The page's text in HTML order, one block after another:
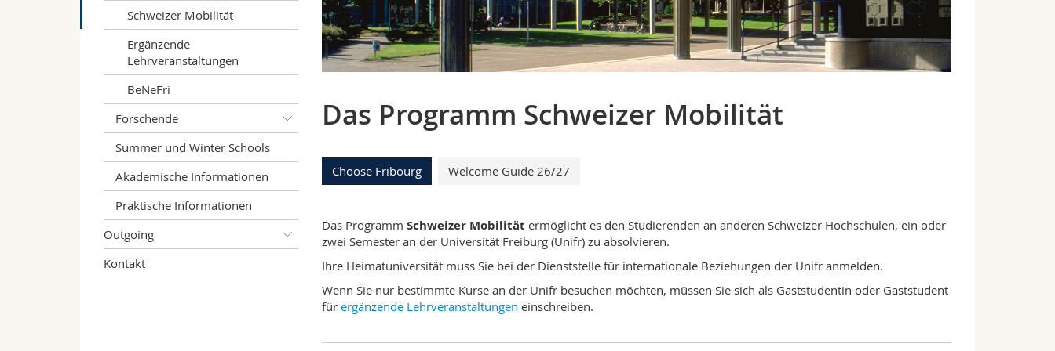
Schweizer Mobilität
Ergänzende
Lehrveranstaltungen
BeNeFri
Forschende
Summer und Winter Schools
Akademische Informationen
Praktische Informationen
Outgoing
Kontakt
Das Programm Schweizer Mobilität
Choose Fribourg Welcome Guide 26/27
Das Programm Schweizer Mobilität ermöglicht es den Studierenden an anderen Schweizer Hochschulen, ein oder
zwei Semester an der Universität Freiburg (Unifr) zu absolvieren.
Ihre Heimatuniversität muss Sie bei der Dienststelle für internationale Beziehungen der Unifr anmelden.
Wenn Sie nur bestimmte Kurse an der Unifr besuchen möchten, müssen Sie sich als Gaststudentin oder Gaststudent
für ergänzende Lehrveranstaltungen einschreiben.